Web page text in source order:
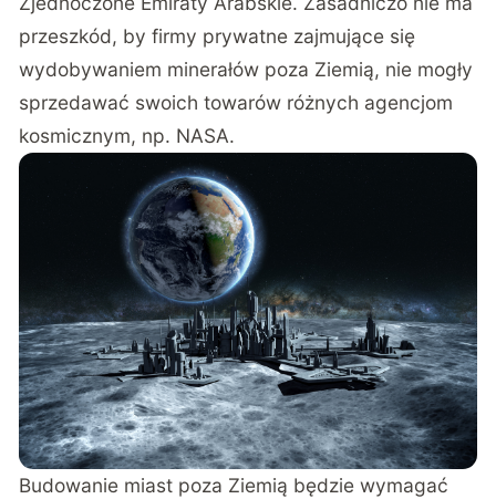
przeszkód, by firmy prywatne zajmujące się
wydobywaniem minerałów poza Ziemią, nie mogły
sprzedawać swoich towarów różnych agencjom
kosmicznym, np. NASA.
Budowanie miast poza Ziemią będzie wymagać